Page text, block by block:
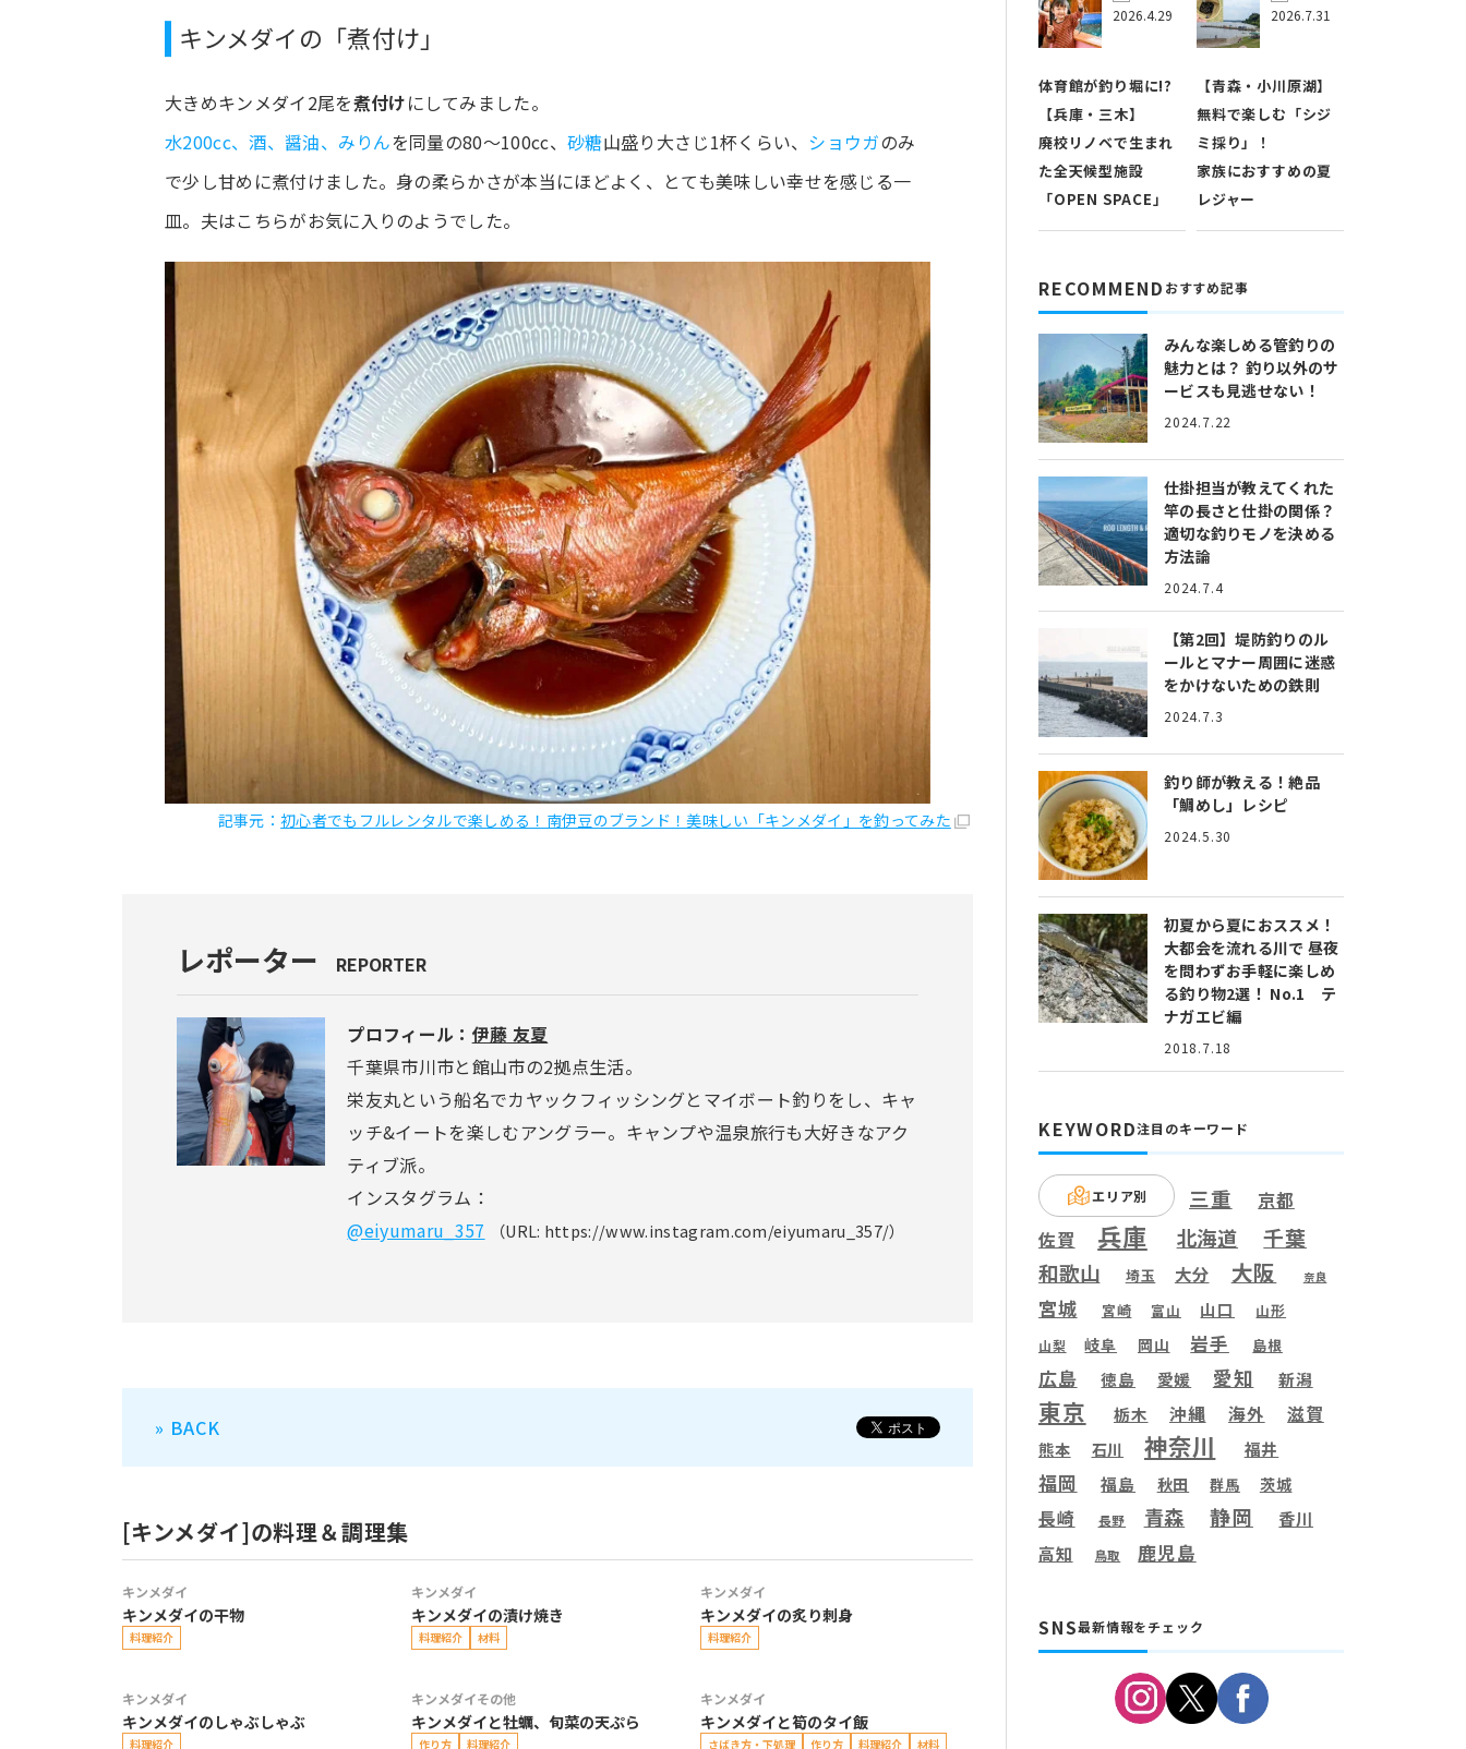
キンメダイの「煮付け」
大きめキンメダイ2尾を煮付けにしてみました。
水200cc、酒、醤油、みりんを同量の80～100cc、 砂糖山盛り大さじ1杯くらい、 ショウガのみ
で少し甘めに煮付けました。身の柔らかさが本当にほどよく、とても美味しい幸せを感じる一
皿。夫はこちらがお気に入りのようでした。
記事元：初心者でもフルレンタルで楽しめる！南伊豆のブランド！美味しい「キンメダイ」を釣ってみた
レポーター REPORTER
プロフィール： 伊藤 友夏
千葉県市川市と館山市の2拠点生活。
栄友丸という船名でカヤックフィッシングとマイボート釣りをし、キャ
ッチ&イートを楽しむアングラー。キャンプや温泉旅行も大好きなアク
ティブ派。
インスタグラム：
@eiyumaru_357
（URL: https://www.instagram.com/eiyumaru_357/）
» BACK
[キンメダイ]の料理＆調理集
キンメダイ
キンメダイの干物
料理紹介
キンメダイ
キンメダイの漬け焼き
料理紹介 材料
キンメダイ
キンメダイの炙り刺身
料理紹介
キンメダイ
キンメダイのしゃぶしゃぶ
料理紹介
キンメダイその他
キンメダイと牡蠣、旬菜の天ぷら
作り方 料理紹介
キンメダイ
キンメダイと筍のタイ飯
さばき方・下処理 作り方 料理紹介 材料
2026.4.29
体育館が釣り堀に!?
【兵庫・三木】
廃校リノベで生まれ
た全天候型施設
「OPEN SPACE」
2026.7.31
【青森・小川原湖】
無料で楽しむ「シジ
ミ採り」！
家族におすすめの夏
レジャー
RECOMMEND おすすめ記事
みんな楽しめる管釣りの
魅力とは？ 釣り以外のサ
ービスも見逃せない！
2024.7.22
仕掛担当が教えてくれた
竿の長さと仕掛の関係？
適切な釣りモノを決める
方法論
2024.7.4
【第2回】堤防釣りのル
ールとマナー周囲に迷惑
をかけないための鉄則
2024.7.3
釣り師が教える！絶品
「鯛めし」レシピ
2024.5.30
初夏から夏におススメ！
大都会を流れる川で 昼夜
を問わずお手軽に楽しめ
る釣り物2選！ No.1 テ
ナガエビ編
2018.7.18
KEYWORD注目のキーワード
エリア別 三重 京都
佐賀 兵庫 北海道 千葉
和歌山 埼玉 大分 大阪 奈良
宮城 宮崎 富山 山口 山形
山梨 岐阜 岡山 岩手 島根
広島 徳島 愛媛 愛知 新潟
東京 栃木 沖縄 海外 滋賀
熊本 石川 神奈川 福井
福岡 福島 秋田 群馬 茨城
長崎 長野 青森 静岡 香川
高知 鳥取 鹿児島
SNS最新情報をチェック